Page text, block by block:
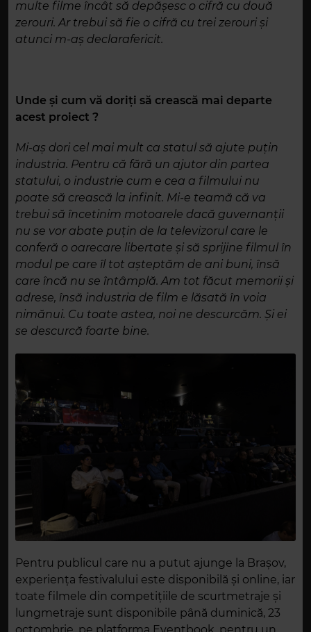
multe filme încât să depășesc o cifră cu două
zerouri. Ar trebui să fie o cifră cu trei zerouri și
atunci m-aș declarafericit.
Unde și cum vă doriți să crească mai departe
acest proiect ?
Mi-aș dori cel mai mult ca statul să ajute puțin
industria. Pentru că fără un ajutor din partea
statului, o industrie cum e cea a filmului nu
poate să crească la infinit. Mi-e teamă că va
trebui să încetinim motoarele dacă guvernanții
nu se vor abate puțin de la televizorul care le
conferă o oarecare libertate și să sprijine filmul în
modul pe care îl tot așteptăm de ani buni, însă
care încă nu se întâmplă. Am tot făcut memorii și
adrese, însă industria de film e lăsată în voia
nimănui. Cu toate astea, noi ne descurcăm. Și ei
se descurcă foarte bine.
Pentru publicul care nu a putut ajunge la Brașov,
experiența festivalului este disponibilă și online, iar
toate filmele din competițiile de scurtmetraje și
lungmetraje sunt disponibile până duminică, 23